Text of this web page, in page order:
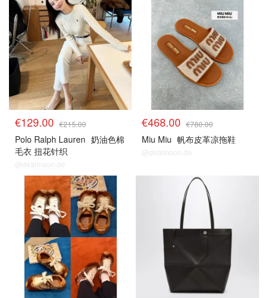
€129.00 €215.00
Polo Ralph Lauren 奶油色棉
毛衣 扭花针织
@dealmoon.de
€468.00 €780.00
Miu Miu 帆布皮革凉拖鞋
@dealmoon.de